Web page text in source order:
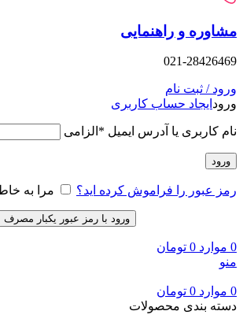
و راهنمایی
021-
/ ثبت نام
ایجاد حساب کاربری
کاربری یا آدرس ایمیل*الزامی
عبور را فراموش کرده اید؟ مرا به خاطر
ورود با رمز عبور یکبار مصرف
0
تومان
0
تومان
بندی محصولات